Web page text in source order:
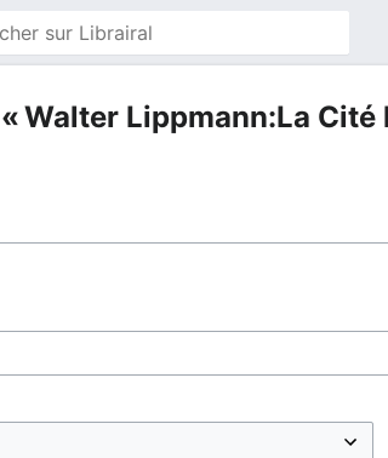
Walter Lippmann:La Cité